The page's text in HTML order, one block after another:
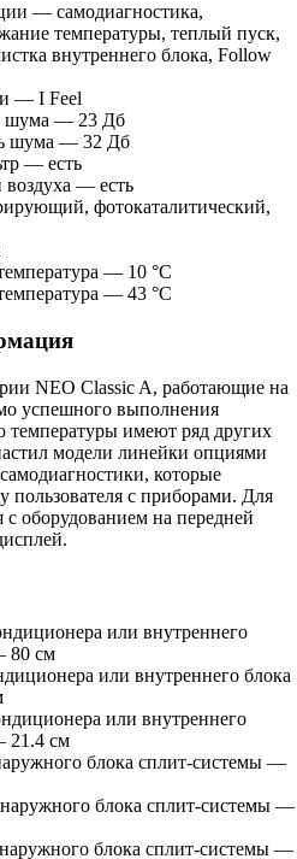
— самодиагностика,
температуры, теплый пуск,
внутреннего блока, Follow
— I Feel
шума — 23 Дб
шума — 32 Дб
— есть
воздуха — есть
фотокаталитический,
— 10 °C
— 43 °C
NEO Classic A, работающие на
успешного выполнения
температуры имеют ряд других
модели линейки опциями
которые
пользователя с приборами. Для
оборудованием на передней
или внутреннего
80 см
или внутреннего блока
или внутреннего
21.4 см
блока сплит-системы —
блока сплит-системы —
блока сплит-системы —